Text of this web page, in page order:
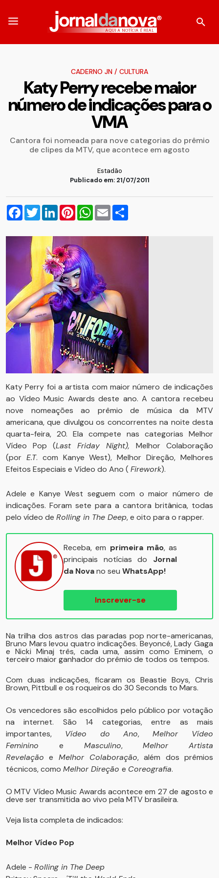
CADERNO JN / CULTURA
Katy Perry recebe maior
número de indicações para o
VMA
Cantora foi nomeada para nove categorias do prêmio
de clipes da MTV, que acontece em agosto
Estadão
Publicado em: 21/07/2011
Facebook
TwitterLinkedInPinterestWhatsApp
Email
Katy Perry foi a artista com maior número de indicações
ao Vídeo Music Awards deste ano. A cantora recebeu
nove nomeações ao prêmio de música da MTV
americana, que divulgou os concorrentes na noite desta
quarta-feira, 20. Ela compete nas categorias Melhor
Vídeo Pop (Last Friday Night),
Melhor Colaboração
(por E.T. com Kanye West), Melhor Direção, Melhores
Efeitos Especiais e Vídeo do Ano (Firework).
Adele e Kanye West seguem com o maior número de
indicações. Foram sete para a cantora britânica, todas
pelo vídeo de Rolling in The Deep, e oito para o rapper.
Receba, em primeira mão, as
principais notícias do Jornal
da Novano seu WhatsApp!
Inscrever-se
Na trilha dos astros das paradas pop norte-americanas,
Bruno Mars levou quatro indicações. Beyoncé, Lady Gaga
e Nicki Minaj três, cada uma, assim como Eminem, o
terceiro maior ganhador do prêmio de todos os tempos.
Com duas indicações, ficaram os Beastie Boys, Chris
Brown, Pittbull e os roqueiros do 30 Seconds to Mars.
Os vencedores são escolhidos pelo público por votação
na internet. São 14 categorias, entre as mais
importantes, Vídeo do Ano,Melhor Vídeo
Feminino
e Masculino, Melhor Artista
Revelação e Melhor Colaboração, além dos prêmios
técnicos, como Melhor Direção e Coreografia.
O MTV Vídeo Music Awards acontece em 27 de agosto e
deve ser transmitida ao vivo pela MTV brasileira.
Veja lista completa de indicados:
Melhor Vídeo Pop
Adele - Rolling in The Deep